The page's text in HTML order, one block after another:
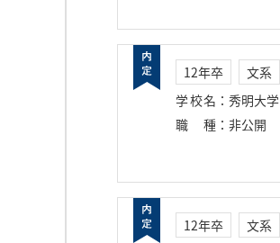
12年卒 文系
学校名 ： 秀明大学
職種 ： 非公開
12年卒 文系